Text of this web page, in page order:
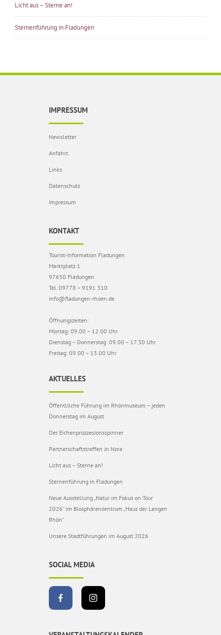
Licht aus – Sterne an!
Sternenführung in Fladungen
IMPRESSUM
Newsletter
Anfahrt
Links
Datenschutz
Impressum
KONTAKT
Tourist-Information Fladungen
Marktplatz 1
97650 Fladungen
Tel. 09778 – 9191 310
info@fladungen-rhoen.de
Öffnungszeiten:
Montag: 09.00 – 12.00 Uhr
Dienstag – Donnerstag: 09.00 – 17.30 Uhr
Freitag: 09.00 – 13.00 Uhr
AKTUELLES
Öffentlilche Führung im Rhönmuseum – jeden
Donnerstag im August
Der Eichenprozzesionsspinner
Partnerschaftstreffen in Nora
Licht aus – Sterne an!
Sternenführung in Fladungen
Neue Ausstellung „Natur im Fokus on Tour
2026“ im Biosphärenzentrum „Haus der Langen
Rhön“
Unsere Stadtführungen im August 2026
SOCIAL MEDIA